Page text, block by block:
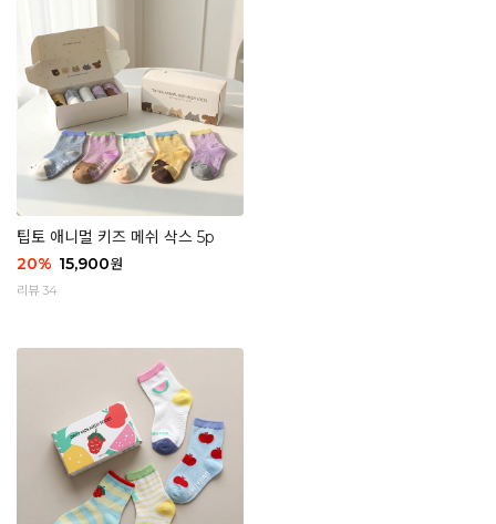
팁토 애니멀 키즈 메쉬 삭스 5p
20% 15,900원
리뷰 34